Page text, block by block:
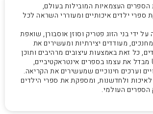
העצמאיות המובילות בעולם,
ילדים איכותיים ומעוררי השראה לכל
ידי בני הזוג פטריק וסוזן אוסבורן, שואפת
מעודדים יצירתיות ומעשירים את
כל זאת באמצעות עיצובים מרהיבים ותוכן
מגוון. Usborne מבדל את עצמו בספרים אינטראקטיביים,
וערכים חינוכיים שמעשירים את הקריאה.
ולחדשנות, ומספקת את ספרי הילדים
הספרים העולמי.